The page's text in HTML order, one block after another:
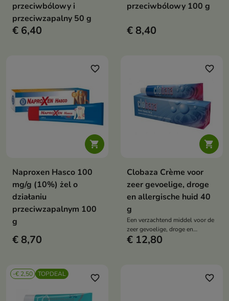
przeciwbólowy i
przeciwzapalny 50 g
€ 6,40
przeciwbólowy 100 g
€ 8,40

favorite_border
Naproxen Hasco 100
mg/g (10%) żel o
działaniu
przeciwzapalnym 100
g
€ 8,70

favorite_border
Clobaza Crème voor
zeer gevoelige, droge
en allergische huid 40
g
Een verzachtend middel voor de
zeer gevoelige, droge en
allergische huid. Het hydrateert
€ 12,80
-€ 2,50 TOPDEAL favorite_border favorite_border